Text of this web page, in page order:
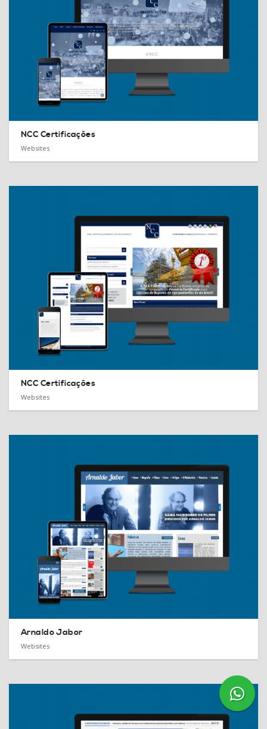
NCC Certificações
Websites
NCC Certificações
Websites
Arnaldo Jabor
Websites